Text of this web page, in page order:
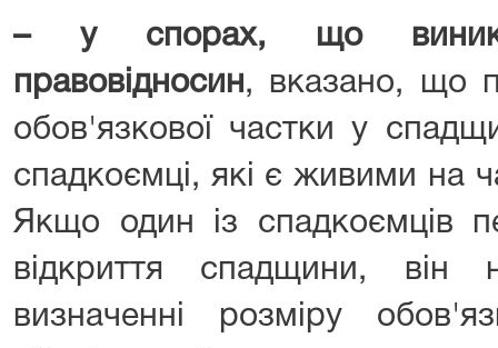
– у спорах, що
правовідносин , вказано, що
обов'язкової частки у
спадкоємці, які є живими на
Якщо один із спадкоємців
відкриття спадщини, він
визначенні розміру